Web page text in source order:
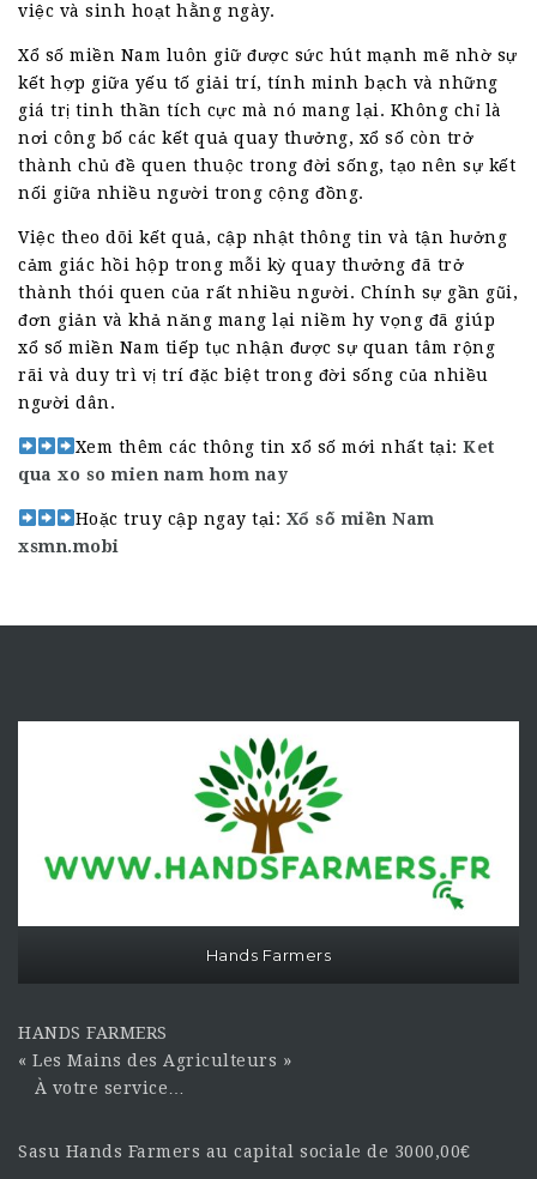
việc và sinh hoạt hằng ngày.
Xổ số miền Nam luôn giữ được sức hút mạnh mẽ nhờ sự
kết hợp giữa yếu tố giải trí, tính minh bạch và những
giá trị tinh thần tích cực mà nó mang lại. Không chỉ là
nơi công bố các kết quả quay thưởng, xổ số còn trở
thành chủ đề quen thuộc trong đời sống, tạo nên sự kết
nối giữa nhiều người trong cộng đồng.
Việc theo dõi kết quả, cập nhật thông tin và tận hưởng
cảm giác hồi hộp trong mỗi kỳ quay thưởng đã trở
thành thói quen của rất nhiều người. Chính sự gần gũi,
đơn giản và khả năng mang lại niềm hy vọng đã giúp
xổ số miền Nam tiếp tục nhận được sự quan tâm rộng
rãi và duy trì vị trí đặc biệt trong đời sống của nhiều
người dân.
Xem thêm các thông tin xổ số mới nhất tại:Ket
qua xo so mien nam hom nay
Hoặc truy cập ngay tại: Xổ số miền Nam
xsmn.mobi
Hands Farmers
HANDS FARMERS
« Les Mains des Agriculteurs »
À votre service…
Sasu Hands Farmers au capital sociale de 3000,00€